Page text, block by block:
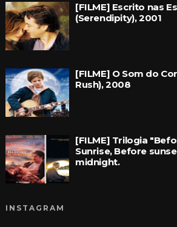
[FILME] Escrito nas
(Serendipity), 2001
[FILME] O Som do
Rush), 2008
[FILME] Trilogia
Sunrise, Before
midnight.
INSTAGRAM